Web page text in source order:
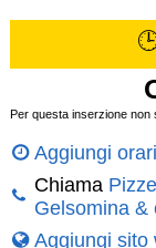
Per questa inserzione non
Aggiungi
Chiama
Gelsomina &
Aggiungi sito